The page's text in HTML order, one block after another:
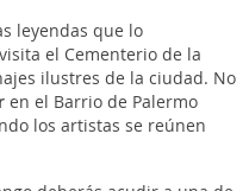
leyendas que lo
el Cementerio de la
ilustres de la ciudad. No
en el Barrio de Palermo
los artistas se reúnen